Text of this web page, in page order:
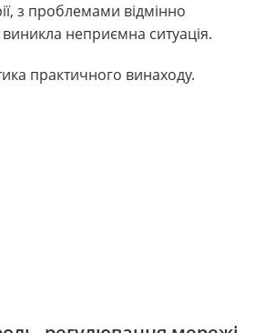
з проблемами відмінно
неприємна ситуація.
практичного винаходу.